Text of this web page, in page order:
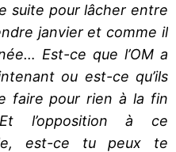
suite pour lâcher entre
janvier et comme il
Est-ce que l’OM a
ou est-ce qu’ils
faire pour rien à la fin
l’opposition à ce
est-ce tu peux te